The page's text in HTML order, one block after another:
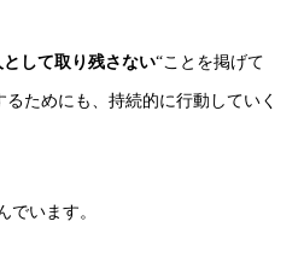
して取り残さない“ことを掲げて
ためにも、持続的に行動していく
でいます。